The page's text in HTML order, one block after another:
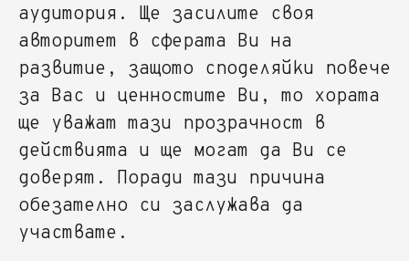
аудитория. Ще засилите своя
авторитет в сферата Ви на
развитие, защото споделяйки повече
за Вас и ценностите Ви, то хората
ще уважат тази прозрачност в
действията и ще могат да Ви се
доверят. Поради тази причина
обезателно си заслужава да
участвате.